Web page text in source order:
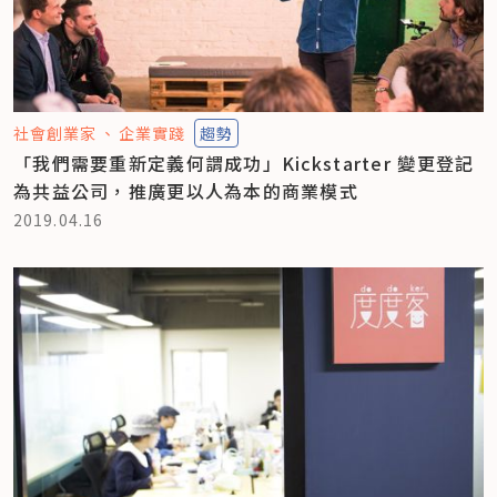
社會創業家 企業實踐 趨勢
「我們需要重新定義何謂成功」Kickstarter 變更登記
為共益公司，推廣更以人為本的商業模式
2019.04.16